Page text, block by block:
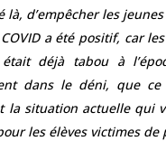
là, d’empêcher les
a été positif, car
déjà tabou à
dans le déni, que
la situation actuelle qui
les élèves victimes